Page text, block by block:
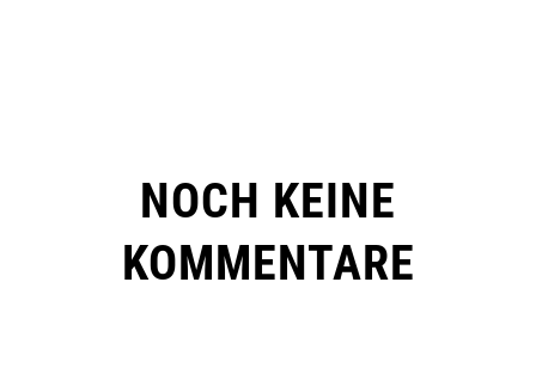
NOCH KEINE
KOMMENTARE